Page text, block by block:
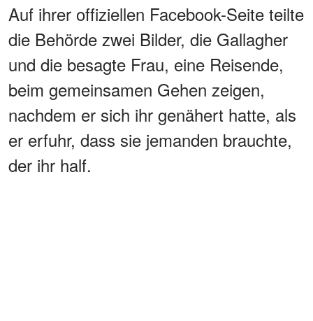
Auf ihrer offiziellen Facebook-Seite teilte
die Behörde zwei Bilder, die Gallagher
und die besagte Frau, eine Reisende,
beim gemeinsamen Gehen zeigen,
nachdem er sich ihr genähert hatte, als
er erfuhr, dass sie jemanden brauchte,
der ihr half.